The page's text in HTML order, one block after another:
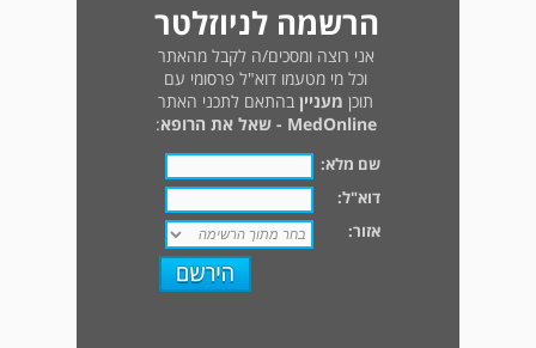
הרשמה לניוזלטר
אני רוצה ומסכים/ה לקבל מהאתר
וכל מי מטעמו דוא"ל פרסומי עם
תוכן מעניין בהתאם לתכני האתר
MedOnline - שאל את הרופא
:
שם מלא:
דוא"ל:
אזור: